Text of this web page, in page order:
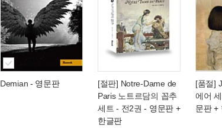
Demian - 영문판
[절판] Notre-Dame de
Paris 노트르담의 꼽추
세트 - 전2권 - 영문판 +
한글판
[품절]
에어
문판 +